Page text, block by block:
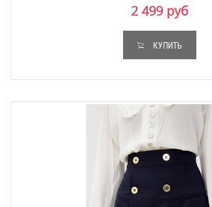
2 499 руб
КУПИТЬ